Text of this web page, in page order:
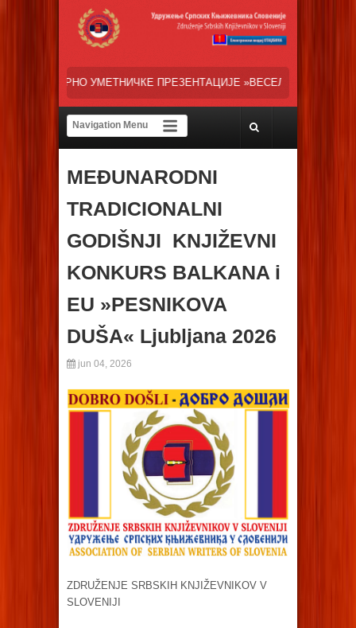
»ВЕСЕЛИ ДАНИ СРПСКЕ ДИЈАСПОРЕ« НАША
MEĐUNARODNI
TRADICIONALNI
GODIŠNJI KNJIŽEVNI
KONKURS BALKANA i
EU »PESNIKOVA
DUŠA« Ljubljana 2026
jun 04, 2026
ZDRUŽENJE SRBSKIH KNJIŽEVNIKOV V
SLOVENIJI